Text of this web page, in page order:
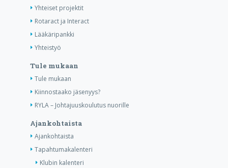
Yhteiset projektit
Rotaract ja Interact
Lääkäripankki
Yhteistyö
Tule mukaan
Tule mukaan
Kiinnostaako jäsenyys?
RYLA – Johtajuuskoulutus nuorille
Ajankohtaista
Ajankohtaista
Tapahtumakalenteri
Klubin kalenteri